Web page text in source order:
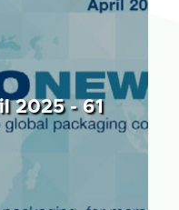
2025 - 61